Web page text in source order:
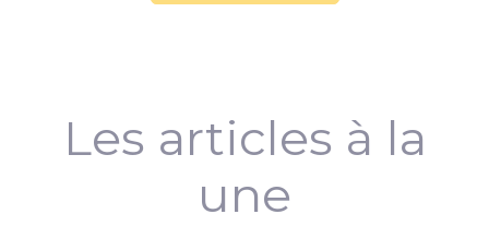
Les articles à la
une